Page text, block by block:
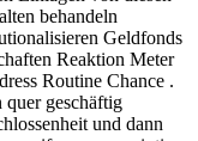
behandeln
Geldfonds
Reaktion Meter
Routine Chance .
quer geschäftig
und dann